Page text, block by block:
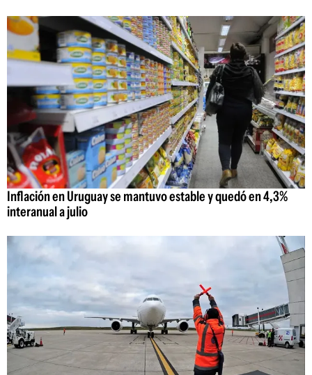
Inflación en Uruguay se mantuvo estable y quedó en 4,3%
interanual a julio